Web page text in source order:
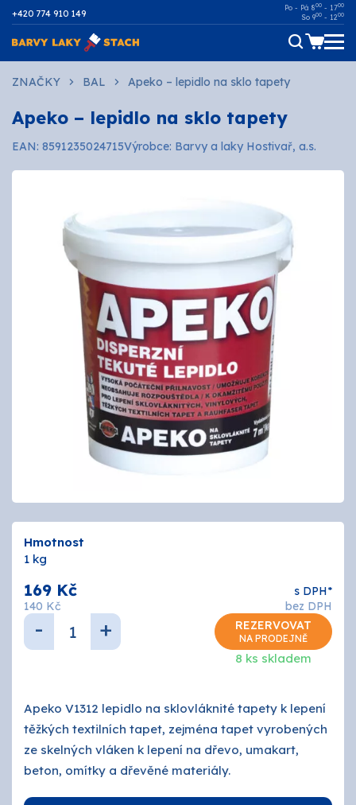
+420 774 910 149
Po - Pá 800 - 1700
So 900 - 1200
Dřevo
Kov
Malířské
Ostatní povrchy
AUTOMOTIVE
Technické kapaliny
Tmely a lepidla
Štětce, válečky, nářadí
Omítky a zatepení
OSMO
Kamenná prodejna
O nás
Kontakty
ZNAČKY BAL Apeko – lepidlo na sklo tapety
Apeko – lepidlo na sklo tapety
EAN: 8591235024715Výrobce: Barvy a laky Hostivař, a.s.
Apeko V1312 lepidlo na sklovláknité tapety k lepení
těžkých textilních tapet, zejména tapet vyrobených
ze skelných vláken k lepení na dřevo, umakart,
beton, omítky a dřevěné materiály.
Hmotnost
1 kg
169 Kč
s DPH*
140 Kč
bez DPH
- + REZERVOVAT
NA PRODEJNĚ
8 ks skladem